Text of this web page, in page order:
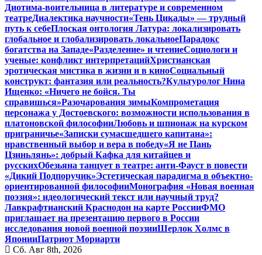
Диотима-воительница в литературе и современном
театреДиалектика научности«Тень Цикады» — трудный
путь к себеПлоская онтология Латура: локализировать
глобальное и глобализировать локальноеПарадокс
богатства на Западе«Разделение» и чтениеСоциологи и
ученые: конфликт интерпретацийХристианская
эротическая мистика в жизни и в киноСоциальный
конструкт: фантазия или реальность?Культуролог Нина
Ищенко: «Ничего не бойся. Ты
справишься»Разочарования зимыКомпрометация
персонажа у Достоевского: возможности использования в
платоновской философииЛюбовь и шпионаж на курском
приграничье«Записки сумасшедшего капитана»:
нравственный выбор и вера в победу«Я не Пань
Цзиньлянь»: добрый Кафка для китайцев и
русскихОбезьяна танцует в театре: анти-Фауст в повести
«Дикий Подпоручик»Эстетическая парадигма в объектно-
ориентированной философииМонография «Новая военная
поэзия»: идеологический текст или научный труд?
Лавкрафтианский Краснодон на карте РоссииФМО
приглашает на презентацию первого в России
исследования новой военной поэзииШерлок Холмс в
ЯпонииПатриот Мориарти
Сб. Авг 8th, 2026